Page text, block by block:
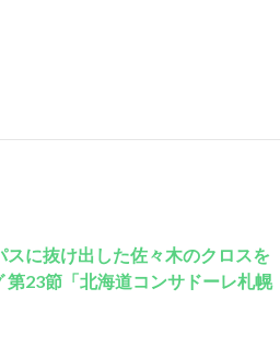
スに抜け出した佐々木のクロスを
23節「北海道コンサドーレ札幌